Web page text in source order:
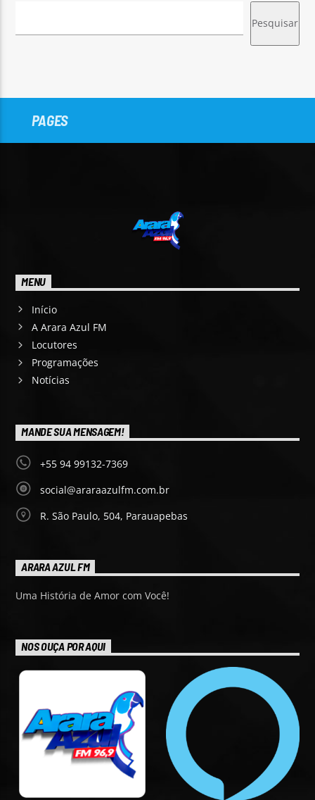
Pesquisar
PAGES
MENU
Início
A Arara Azul FM
Locutores
Programações
Notícias
MANDE SUA MENSAGEM!
+55 94 99132-7369
social@araraazulfm.com.br
R. São Paulo, 504, Parauapebas
ARARA AZUL FM
Uma História de Amor com Você!
NOS OUÇA POR AQUI